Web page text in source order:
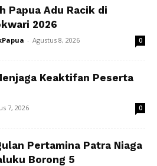
Papua Adu Racik di
2026
- Agustus 8, 2026 0
Keaktifan Peserta
7, 2026 0
Pertamina Patra Niaga
Borong 5